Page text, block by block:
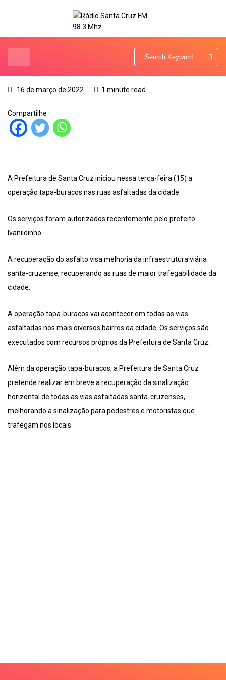
16 de março de 2022 1 minute read
Compartilhe
A Prefeitura de Santa Cruz iniciou nessa terça-feira (15) a
operação tapa-buracos nas ruas asfaltadas da cidade.
Os serviços foram autorizados recentemente pelo prefeito
Ivanildinho.
A recuperação do asfalto visa melhoria da infraestrutura viária
santa-cruzense, recuperando as ruas de maior trafegabilidade da
cidade.
A operação tapa-buracos vai acontecer em todas as vias
asfaltadas nos mais diversos bairros da cidade. Os serviços são
executados com recursos próprios da Prefeitura de Santa Cruz.
Além da operação tapa-buracos, a Prefeitura de Santa Cruz
pretende realizar em breve a recuperação da sinalização
horizontal de todas as vias asfaltadas santa-cruzenses,
melhorando a sinalização para pedestres e motoristas que
trafegam nos locais.